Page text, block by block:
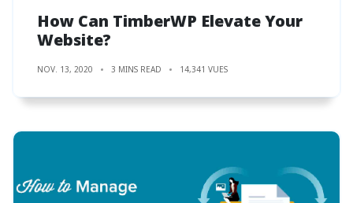
How Can TimberWP Elevate Your
Website?
NOV. 13, 2020 3 MINS READ 14,341 VUES